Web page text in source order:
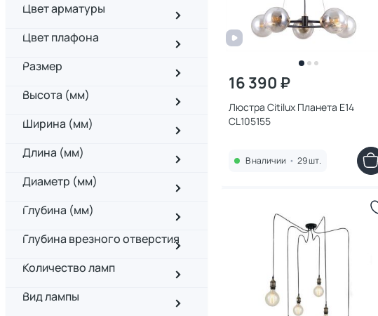
Цвет арматуры
Цвет плафона
Размер
Высота (мм)
Ширина (мм)
Длина (мм)
Диаметр (мм)
Глубина (мм)
Глубина врезного отверстия
Количество ламп
Вид лампы
16 390 ₽
Люстра Citilux Планета E14
CL105155
В наличии • 29 шт.